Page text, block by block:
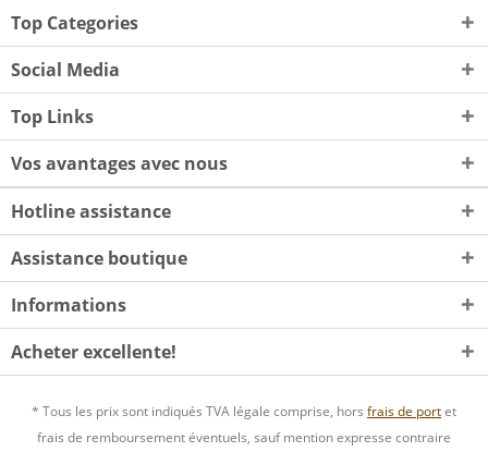
Top Categories
Social Media
Top Links
Vos avantages avec nous
Hotline assistance
Assistance boutique
Informations
Acheter excellente!
* Tous les prix sont indiqués TVA légale comprise, hors frais de portet
frais de remboursement éventuels, sauf mention expresse contraire